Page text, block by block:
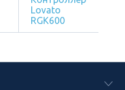
Lovato
RGK600